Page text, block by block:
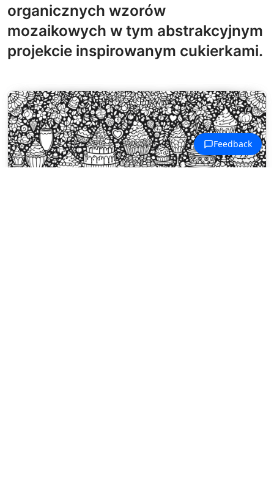
organicznych wzorów
mozaikowych w tym abstrakcyjnym
projekcie inspirowanym cukierkami.